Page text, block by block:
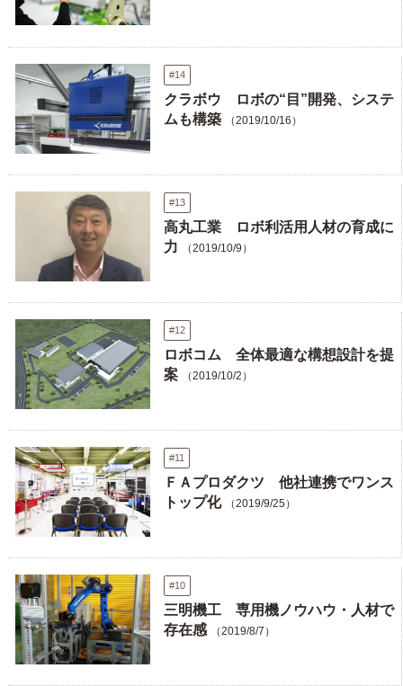
#14
クラボウ ロボの“目”開発、システ
ムも構築
（2019/10/16）
#13
高丸工業 ロボ利活用人材の育成に
力
（2019/10/9）
#12
ロボコム 全体最適な構想設計を提
案
（2019/10/2）
#11
ＦＡプロダクツ 他社連携でワンス
トップ化
（2019/9/25）
#10
三明機工 専用機ノウハウ・人材で
存在感
（2019/8/7）